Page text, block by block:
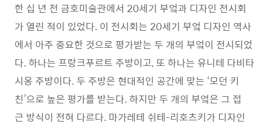
한 십 년 전 금호미술관에서 20세기 부엌과 디자인 전시회
가 열린 적이 있었다. 이 전시회는 20세기 부엌 디자인 역사
에서 아주 중요한 것으로 평가받는 두 개의 부엌이 전시되었
다. 하나는 프랑크푸르트 주방이고, 또 하나는 유니테 다비타
시옹 주방이다. 두 주방은 현대적인 공간에 맞는 ‘모던 키
친’으로 높은 평가를 받는다. 하지만 두 개의 부엌은 그 접
근 방식이 전혀 다르다. 마가레테 쉬테-리호츠키가 디자인